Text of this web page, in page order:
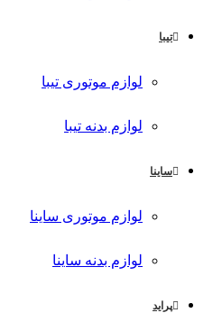
تیبا
لوازم موتوری تیبا
لوازم بدنه تیبا
ساینا
لوازم موتوری ساینا
لوازم بدنه ساینا
پراید